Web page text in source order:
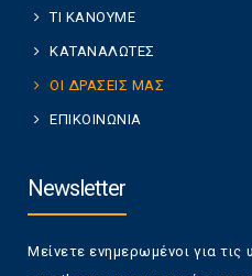
ΤΙ ΚΑΝΟΥΜΕ
ΚΑΤΑΝΑΛΩΤΕΣ
ΟΙ ΔΡΑΣΕΙΣ ΜΑΣ
ΕΠΙΚΟΙΝΩΝΙΑ
Newsletter
Μείνετε ενημερωμένοι για